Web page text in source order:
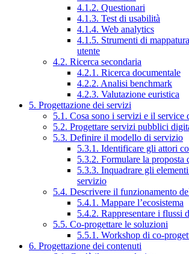
4.1.2. Questionari
4.1.3. Test di usabilità
4.1.4. Web analytics
4.1.5. Strumenti di
utente
4.2. Ricerca secondaria
4.2.1. Ricerca documentale
4.2.2. Analisi benchmark
4.2.3. Valutazione euristica
5. Progettazione dei servizi
5.1. Cosa sono i servizi e il service
5.2. Progettare servizi pubblici
5.3. Definire il modello di servizio
5.3.1. Identificare gli attori
5.3.2. Formulare la proposta
5.3.3. Inquadrare gli
servizio
5.4. Descrivere il funzionamento
5.4.1. Mappare l’ecosistema
5.4.2. Rappresentare i flussi
5.5. Co-progettare le soluzioni
5.5.1. Workshop di co-
6. Progettazione dei contenuti